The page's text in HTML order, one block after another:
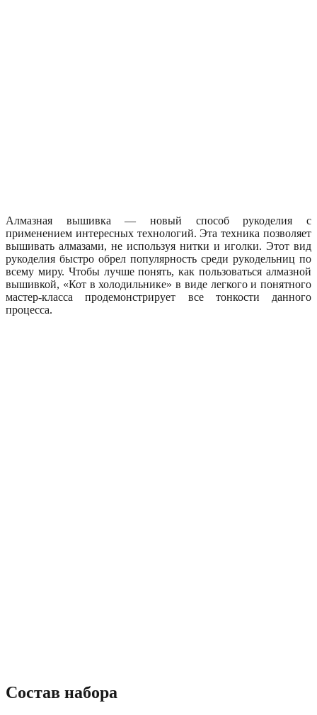
Алмазная вышивка — новый способ рукоделия с
применением интересных технологий. Эта техника позволяет
вышивать алмазами, не используя нитки и иголки. Этот вид
рукоделия быстро обрел популярность среди рукодельниц по
всему миру. Чтобы лучше понять, как пользоваться алмазной
вышивкой, «Кот в холодильнике» в виде легкого и понятного
мастер-класса продемонстрирует все тонкости данного
процесса.
Состав набора